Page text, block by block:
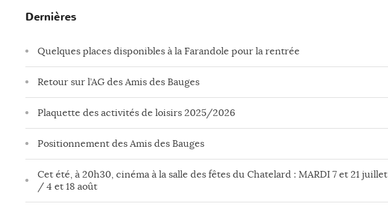
Dernières
Quelques places disponibles à la Farandole pour la rentrée
Retour sur l’AG des Amis des Bauges
Plaquette des activités de loisirs 2025/2026
Positionnement des Amis des Bauges
Cet été, à 20h30, cinéma à la salle des fêtes du Chatelard : MARDI 7 et 21 juillet
/ 4 et 18 août